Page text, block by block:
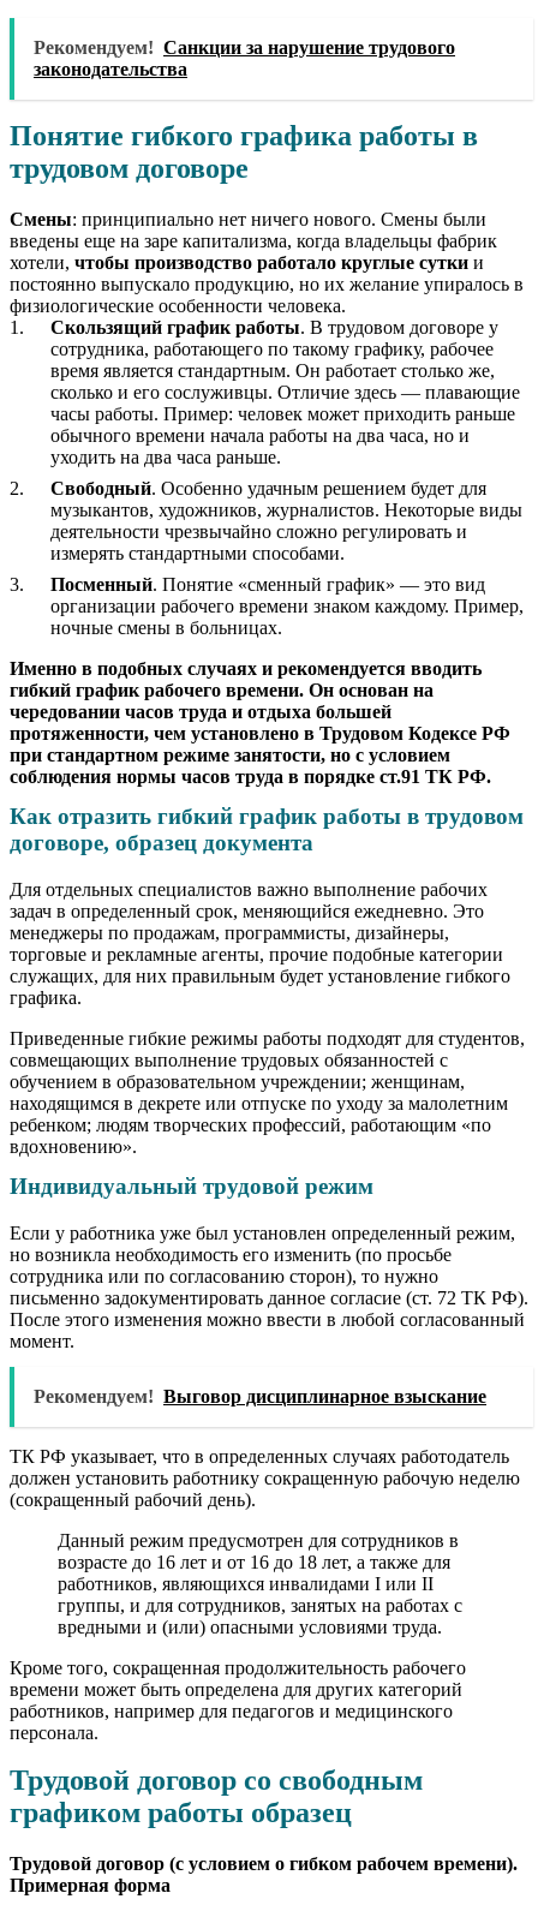
Рекомендуем! Санкции за нарушение трудового
законодательства
Понятие гибкого графика работы в
трудовом договоре
Смены: принципиально нет ничего нового. Смены были
введены еще на заре капитализма, когда владельцы фабрик
хотели, чтобы производство работало круглые сутки и
постоянно выпускало продукцию, но их желание упиралось в
физиологические особенности человека.
Скользящий график работы. В трудовом договоре у
сотрудника, работающего по такому графику, рабочее
время является стандартным. Он работает столько же,
сколько и его сослуживцы. Отличие здесь — плавающие
часы работы. Пример: человек может приходить раньше
обычного времени начала работы на два часа, но и
уходить на два часа раньше.
Свободный. Особенно удачным решением будет для
музыкантов, художников, журналистов. Некоторые виды
деятельности чрезвычайно сложно регулировать и
измерять стандартными способами.
Посменный. Понятие «сменный график» — это вид
организации рабочего времени знаком каждому. Пример,
ночные смены в больницах.
Именно в подобных случаях и рекомендуется вводить
гибкий график рабочего времени. Он основан на
чередовании часов труда и отдыха большей
протяженности, чем установлено в Трудовом Кодексе РФ
при стандартном режиме занятости, но с условием
соблюдения нормы часов труда в порядке ст.91 ТК РФ.
Как отразить гибкий график работы в трудовом
договоре, образец документа
Для отдельных специалистов важно выполнение рабочих
задач в определенный срок, меняющийся ежедневно. Это
менеджеры по продажам, программисты, дизайнеры,
торговые и рекламные агенты, прочие подобные категории
служащих, для них правильным будет установление гибкого
графика.
Приведенные гибкие режимы работы подходят для студентов,
совмещающих выполнение трудовых обязанностей с
обучением в образовательном учреждении; женщинам,
находящимся в декрете или отпуске по уходу за малолетним
ребенком; людям творческих профессий, работающим «по
вдохновению».
Индивидуальный трудовой режим
Если у работника уже был установлен определенный режим,
но возникла необходимость его изменить (по просьбе
сотрудника или по согласованию сторон), то нужно
письменно задокументировать данное согласие (ст. 72 ТК РФ).
После этого изменения можно ввести в любой согласованный
момент.
Рекомендуем! Выговор дисциплинарное взыскание
ТК РФ указывает, что в определенных случаях работодатель
должен установить работнику сокращенную рабочую неделю
(сокращенный рабочий день).
Данный режим предусмотрен для сотрудников в
возрасте до 16 лет и от 16 до 18 лет, а также для
работников, являющихся инвалидами I или II
группы, и для сотрудников, занятых на работах с
вредными и (или) опасными условиями труда.
Кроме того, сокращенная продолжительность рабочего
времени может быть определена для других категорий
работников, например для педагогов и медицинского
персонала.
Трудовой договор со свободным
графиком работы образец
Трудовой договор (с условием о гибком рабочем времени).
Примерная форма